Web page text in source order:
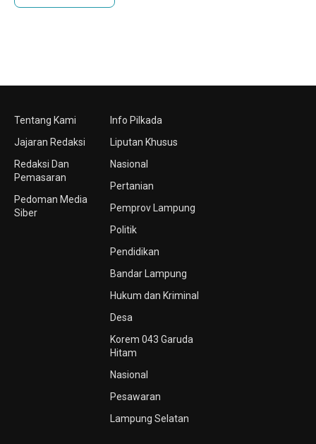
Tentang Kami
Jajaran Redaksi
Redaksi Dan
Pemasaran
Pedoman Media
Siber
Info Pilkada
Liputan Khusus
Nasional
Pertanian
Pemprov Lampung
Politik
Pendidikan
Bandar Lampung
Hukum dan Kriminal
Desa
Korem 043 Garuda
Hitam
Nasional
Pesawaran
Lampung Selatan